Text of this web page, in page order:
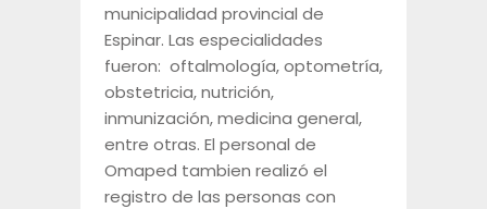
municipalidad provincial de
Espinar. Las especialidades
fueron: oftalmología, optometría,
obstetricia, nutrición,
inmunización, medicina general,
entre otras. El personal de
Omaped tambien realizó el
registro de las personas con